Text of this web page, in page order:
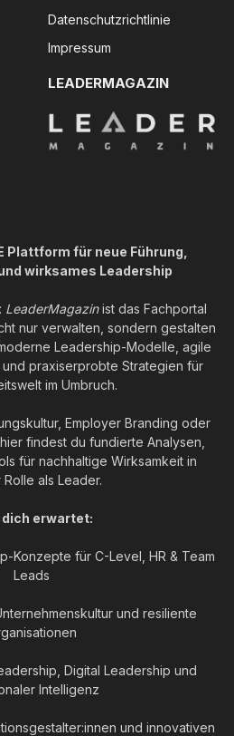
Datenschutzrichtlinie
Impressum
LEADERMAGAZIN
Plattform für neue Führung,
wirksames Leadership
LeaderMagazinist das Fachportal
nur verwalten, sondern gestalten
Leadership-Modelle, agile
praxiserprobte Strategien für
im Umbruch.
Employer Branding oder
findest du fundierte Analysen,
für nachhaltige Wirksamkeit in
als Leader.
dich erwartet:
Konzepte für C-Level, HR & Team
Leads
und resiliente
Digital Leadership und
Intelligenz
und innovativen